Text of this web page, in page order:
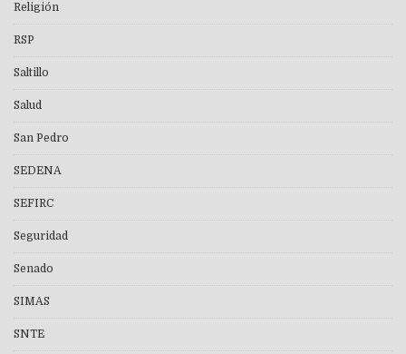
Religión
RSP
Saltillo
Salud
San Pedro
SEDENA
SEFIRC
Seguridad
Senado
SIMAS
SNTE